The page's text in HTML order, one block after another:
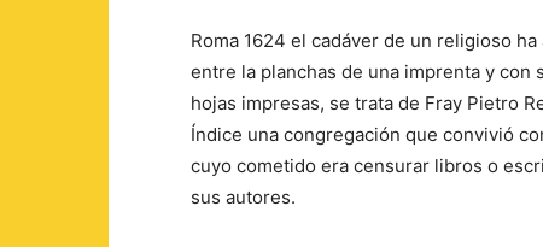
Roma 1624 el cadáver de un religioso
entre la planchas de una imprenta y con
hojas impresas, se trata de Fray Pietro
Índice una congregación que convivió
cuyo cometido era censurar libros o
sus autores.